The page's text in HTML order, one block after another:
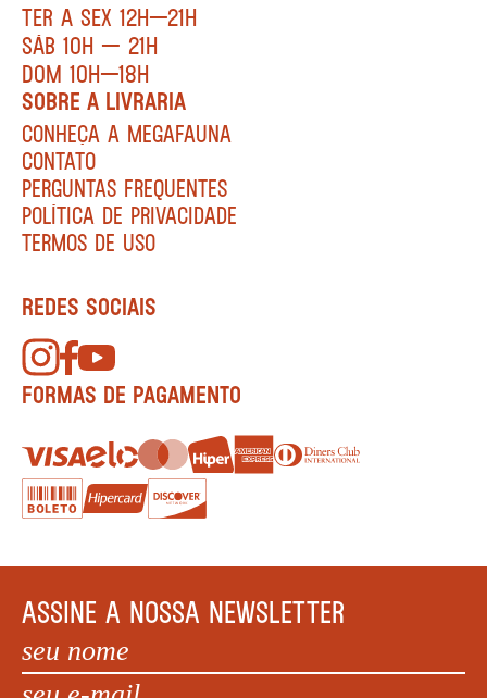
TER A SEX 12H—21H
SÁB 10H — 21H
DOM 10H—18H
SOBRE A LIVRARIA
CONHEÇA A MEGAFAUNA
CONTATO
PERGUNTAS FREQUENTES
POLÍTICA DE PRIVACIDADE
TERMOS DE USO
REDES SOCIAIS
FORMAS DE PAGAMENTO
ASSINE A NOSSA NEWSLETTER